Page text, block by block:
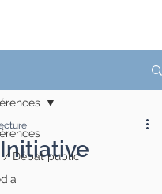
/ Débat public